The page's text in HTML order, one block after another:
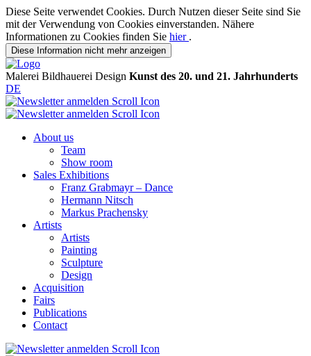
Diese Seite verwendet Cookies. Durch Nutzen dieser Seite sind Sie
mit der Verwendung von Cookies einverstanden. Nähere
Informationen zu Cookies finden Sie hier .
Diese Information nicht mehr anzeigen
Malerei Bildhauerei Design Kunst des 20. und 21. Jahrhunderts
DE
About us
Team
Show room
Sales Exhibitions
Franz Grabmayr – Dance
Hermann Nitsch
Markus Prachensky
Artists
Artists
Painting
Sculpture
Design
Acquisition
Fairs
Publications
Contact